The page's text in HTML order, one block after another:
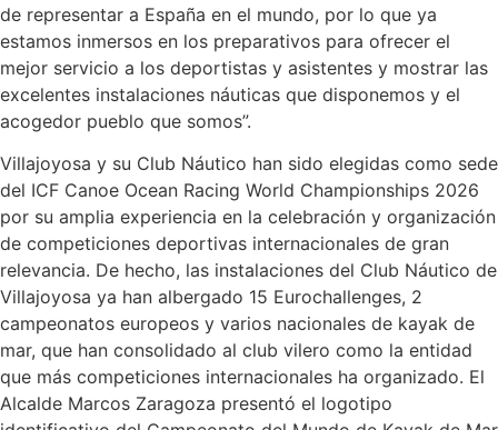
de representar a España en el mundo, por lo que ya
estamos inmersos en los preparativos para ofrecer el
mejor servicio a los deportistas y asistentes y mostrar las
excelentes instalaciones náuticas que disponemos y el
acogedor pueblo que somos”.
Villajoyosa y su Club Náutico han sido elegidas como sede
del ICF Canoe Ocean Racing World Championships 2026
por su amplia experiencia en la celebración y organización
de competiciones deportivas internacionales de gran
relevancia. De hecho, las instalaciones del Club Náutico de
Villajoyosa ya han albergado 15 Eurochallenges, 2
campeonatos europeos y varios nacionales de kayak de
mar, que han consolidado al club vilero como la entidad
que más competiciones internacionales ha organizado. El
Alcalde Marcos Zaragoza presentó el logotipo